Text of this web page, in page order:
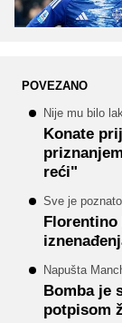
POVEZANO
Nije mu bilo
Konate
reći"
Sve je poznato
Florentino
Napušta
Bomba je
potpisom